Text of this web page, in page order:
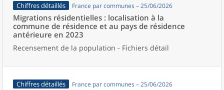
Chiffres détaillés France par communes – 25/06/2026
Migrations résidentielles : localisation à la
commune de résidence et au pays de résidence
antérieure en 2023
Recensement de la population - Fichiers détail
Chiffres détaillés France par communes – 25/06/2026